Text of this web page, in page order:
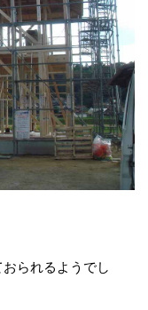
られるようでし